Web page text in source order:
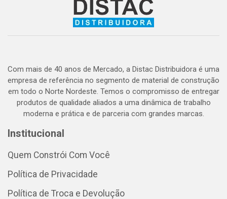
Com mais de 40 anos de Mercado, a Distac Distribuidora é uma
empresa de referência no segmento de material de construção
em todo o Norte Nordeste. Temos o compromisso de entregar
produtos de qualidade aliados a uma dinâmica de trabalho
moderna e prática e de parceria com grandes marcas.
Institucional
Quem Constrói Com Você
Política de Privacidade
Política de Troca e Devolução